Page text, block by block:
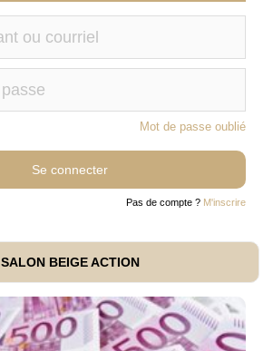
Mot de passe oublié
Pas de compte ? M'inscrire
SALON BEIGE ACTION